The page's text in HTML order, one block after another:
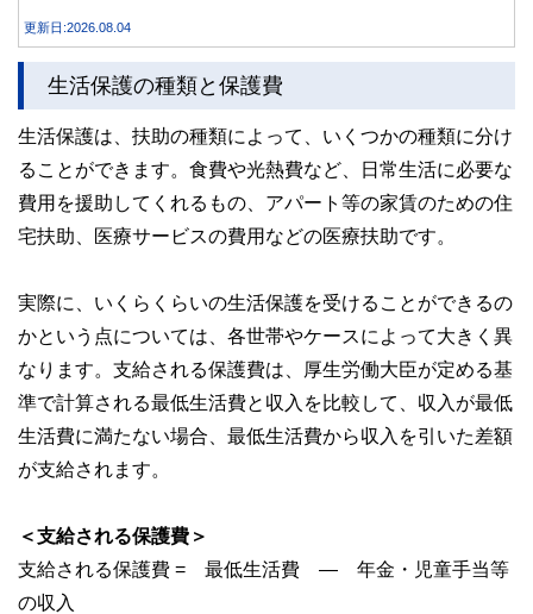
更新日:2026.08.04
生活保護の種類と保護費
生活保護は、扶助の種類によって、いくつかの種類に分け
ることができます。食費や光熱費など、日常生活に必要な
費用を援助してくれるもの、アパート等の家賃のための住
宅扶助、医療サービスの費用などの医療扶助です。
実際に、いくらくらいの生活保護を受けることができるの
かという点については、各世帯やケースによって大きく異
なります。支給される保護費は、厚生労働大臣が定める基
準で計算される最低生活費と収入を比較して、収入が最低
生活費に満たない場合、最低生活費から収入を引いた差額
が支給されます。
＜支給される保護費＞
支給される保護費 = 最低生活費 — 年金・児童手当等
の収入